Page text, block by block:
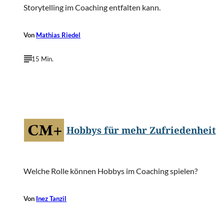
Storytelling im Coaching entfalten kann.
Von Mathias Riedel
15 Min.
Hobbys für mehr Zufriedenheit
Welche Rolle können Hobbys im Coaching spielen?
Von Inez Tanzil